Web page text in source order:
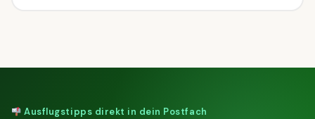
Ausflugstipps direkt in dein Postfach